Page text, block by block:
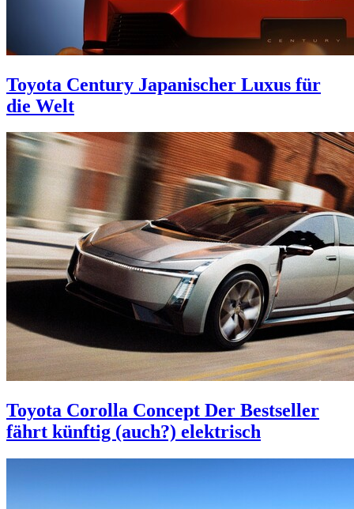
Toyota Century Japanischer Luxus für
die Welt
Toyota Corolla Concept Der Bestseller
fährt künftig (auch?) elektrisch